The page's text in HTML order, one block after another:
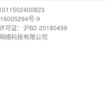
号-9
可证：沪B2-20180459
络科技有限公司